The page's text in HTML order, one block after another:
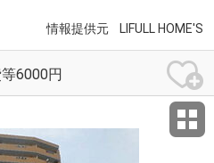
情報提供元 LIFULL HOME'S
6000円